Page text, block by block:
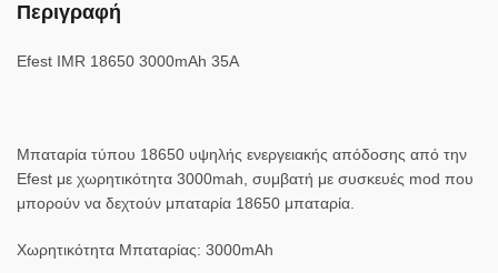
Περιγραφή
Efest IMR 18650 3000mAh 35A
Μπαταρία τύπου 18650 υψηλής ενεργειακής απόδοσης από την
Efest με χωρητικότητα 3000mah, συμβατή με συσκευές mod που
μπορούν να δεχτούν μπαταρία 18650 μπαταρία.
Χωρητικότητα Μπαταρίας: 3000mAh